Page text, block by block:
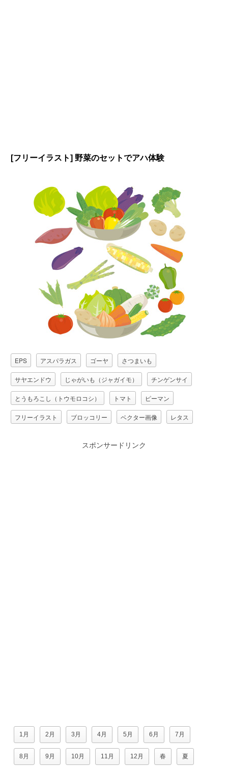
[フリーイラスト] 野菜のセットでアハ体験
EPS アスパラガス ゴーヤ さつまいも
サヤエンドウ じゃがいも（ジャガイモ） チンゲンサイ
とうもろこし（トウモロコシ） トマト ピーマン
フリーイラスト ブロッコリー ベクター画像 レタス
スポンサードリンク
1月 2月 3月 4月 5月 6月 7月
8月 9月 10月 11月 12月 春 夏